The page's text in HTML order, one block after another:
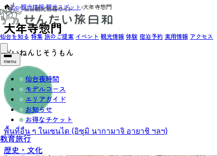
仙台を知る 特集 旅のご提案 イベント 観光情報 体験 宿泊予約 実用情報 アクセス
menu
仙台夜時間
モデルコース
エリアガイド
お知らせ
お得なチケット
教育旅行
Top›観光情報›観光スポット›大年寺惣門
大年寺惣門
だいねんじそうもん
พื้นที่อื่น ๆ ในเซนได (อิซุมิ นากามาจิ อายาชิ ฯลฯ)
歴史・文化